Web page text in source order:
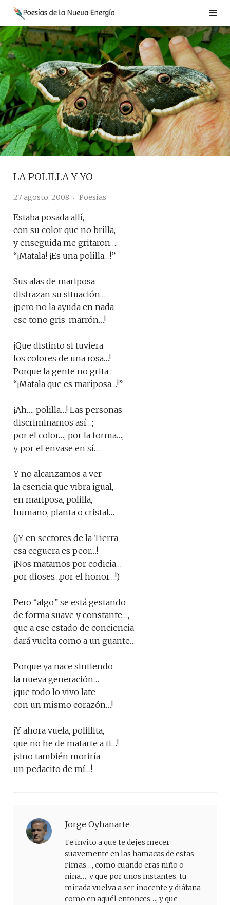
Saltar
contenido
LA POLILLA Y YO
27 agosto, 2008 Poesías
Estaba posada allí,
con su color que no brilla,
y enseguida me gritaron…:
“¡Matala! ¡Es una polilla…!”
Sus alas de mariposa
disfrazan su situación…
¡pero no la ayuda en nada
ese tono gris-marrón…!
¡Que distinto si tuviera
los colores de una rosa…!
Porque la gente no grita :
“¡Matala que es mariposa…!”
¡Ah…, polilla…! Las personas
discriminamos así…;
por el color…, por la forma…,
y por el envase en sí…
Y no alcanzamos a ver
la esencia que vibra igual,
en mariposa, polilla,
humano, planta o cristal…
(¡Y en sectores de la Tierra
esa ceguera es peor…!
¡Nos matamos por codicia…
por dioses…por el honor…!)
Pero “algo” se está gestando
de forma suave y constante…,
que a ese estado de conciencia
dará vuelta como a un guante…
Porque ya nace sintiendo
la nueva generación…
¡que todo lo vivo late
con un mismo corazón…!
¡Y ahora vuela, polillita,
que no he de matarte a ti…!
¡sino también moriría
un pedacito de mí…!
Jorge Oyhanarte
Te invito a que te dejes mecer
suavemente en las hamacas de estas
rimas…, como cuando eras niño o
niña…, y que por unos instantes, tu
mirada vuelva a ser inocente y diáfana
como en aquél entonces…, y que